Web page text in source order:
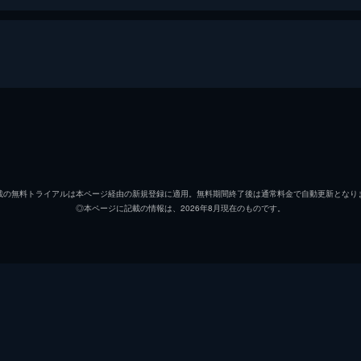
アリス・クリーグ
無料トライアルは本ページ経由の新規登録に適用。無料期間終了後は通常料金で自動更新となり
◎本ページに記載の情報は、2026年8月現在のものです。